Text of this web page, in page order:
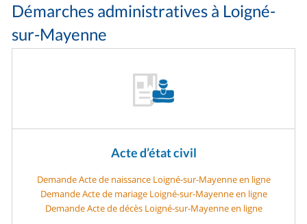
Démarches administratives à Loigné-
sur-Mayenne
Acte d’état civil
Demande Acte de naissance Loigné-sur-Mayenne en ligne
Demande Acte de mariage Loigné-sur-Mayenne en ligne
Demande Acte de décès Loigné-sur-Mayenne en ligne